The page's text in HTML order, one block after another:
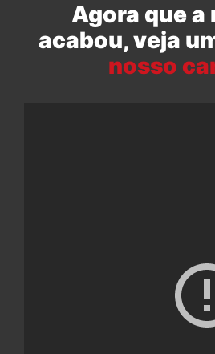
Agora que a
acabou, veja
nosso